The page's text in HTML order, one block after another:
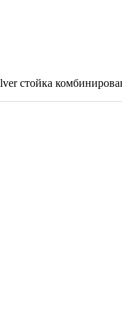
стойка